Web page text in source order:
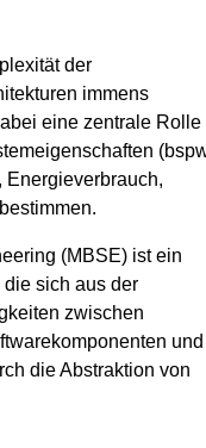
der
immens
eine zentrale Rolle
Energieverbrauch,
(MBSE) ist ein
sich aus der
zwischen
die Abstraktion von